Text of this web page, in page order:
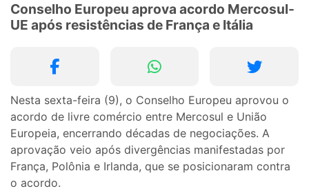
Conselho Europeu aprova acordo Mercosul-
UE após resistências de França e Itália
Nesta sexta-feira (9), o Conselho Europeu aprovou o
acordo de livre comércio entre Mercosul e União
Europeia, encerrando décadas de negociações. A
aprovação veio após divergências manifestadas por
França, Polônia e Irlanda, que se posicionaram contra
o acordo.